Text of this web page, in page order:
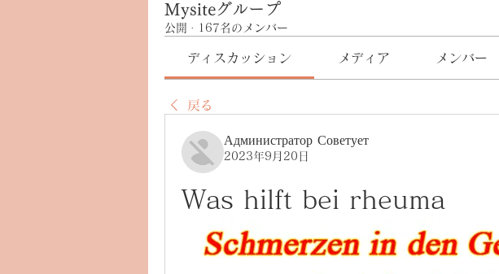
Mysiteグループ
公開 · 167名のメンバー
ディスカッション メディア メンバー
戻る
Администратор Советует
2023年9月20日
Was hilft bei rheuma